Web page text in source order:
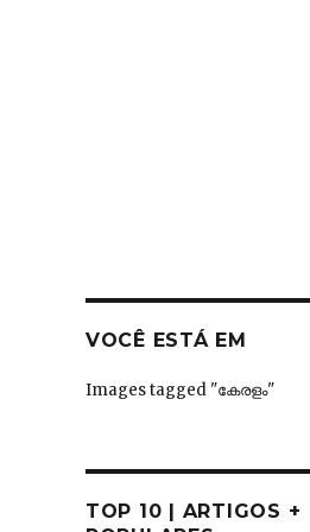
VOCÊ ESTÁ EM
Images tagged "കേരളം"
TOP 10 | ARTIGOS +